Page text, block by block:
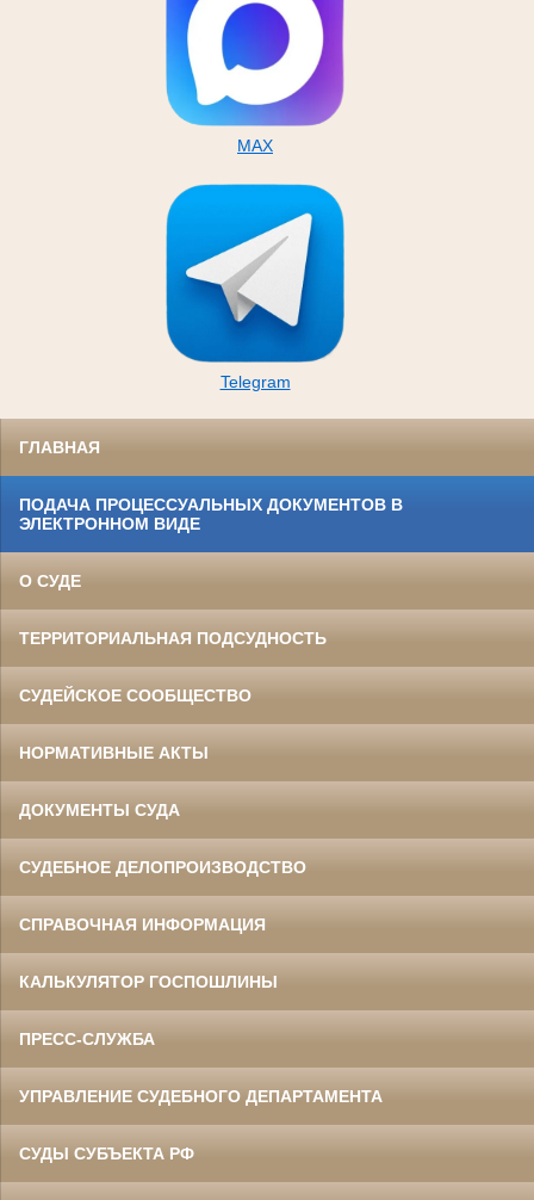
MAX
Telegram
ГЛАВНАЯ
ПОДАЧА ПРОЦЕССУАЛЬНЫХ ДОКУМЕНТОВ В
ЭЛЕКТРОННОМ ВИДЕ
О СУДЕ
ТЕРРИТОРИАЛЬНАЯ ПОДСУДНОСТЬ
СУДЕЙСКОЕ СООБЩЕСТВО
НОРМАТИВНЫЕ АКТЫ
ДОКУМЕНТЫ СУДА
СУДЕБНОЕ ДЕЛОПРОИЗВОДСТВО
СПРАВОЧНАЯ ИНФОРМАЦИЯ
КАЛЬКУЛЯТОР ГОСПОШЛИНЫ
ПРЕСС-СЛУЖБА
УПРАВЛЕНИЕ СУДЕБНОГО ДЕПАРТАМЕНТА
СУДЫ СУБЪЕКТА РФ